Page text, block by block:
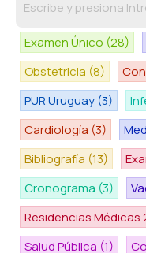
Examen Único (28)
Obstetricia (8)
PUR Uruguay (3)
Cardiología (3)
Bibliografía (13)
Cronograma (3)
Residencias Médicas
Salud Pública (1)